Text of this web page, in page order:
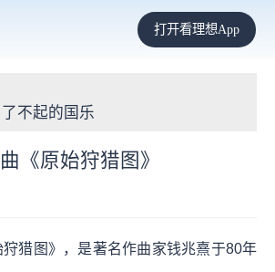
打开看理想App
了不起的国乐
《原始狩猎图》
猎图》，是著名作曲家钱兆熹于80年